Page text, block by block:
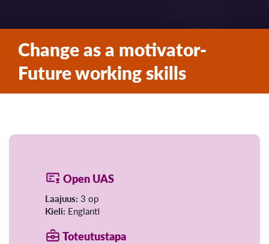
Change as a motivator-
Future working skills
Open UAS
Laajuus: 3 op
Kieli: Englanti
Toteutustapa